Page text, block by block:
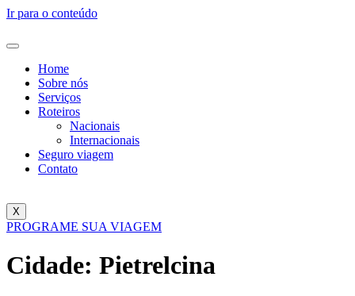
Ir para o conteúdo
Home
Sobre nós
Serviços
Roteiros
Nacionais
Internacionais
Seguro viagem
Contato
X
PROGRAME SUA VIAGEM
Cidade: Pietrelcina